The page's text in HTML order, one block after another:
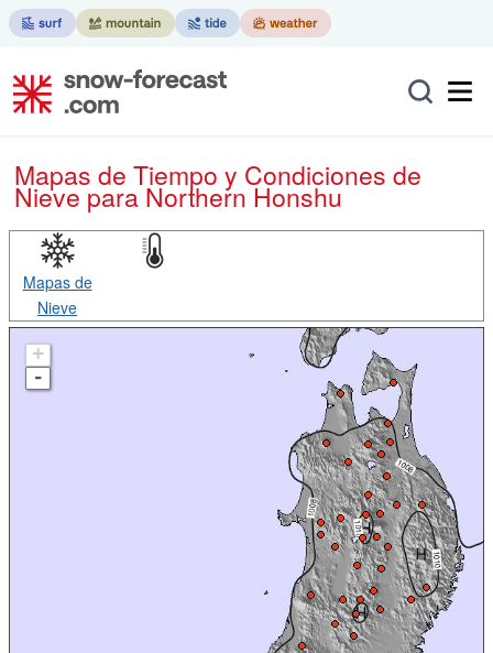
Mapas de Tiempo y Condiciones de
Nievepara Northern Honshu
Mapas de
Nieve
+
-